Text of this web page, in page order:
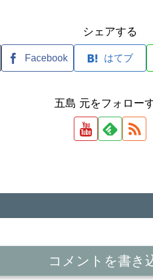
シェアする
Facebook はてブ
五島 元をフォロー
コメントを書き